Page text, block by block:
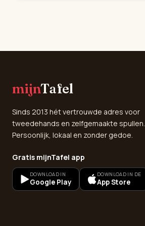
mijnTafel
Sinds 2013 hét vertrouwde adres voor
tweedehands en zelfgemaakte spullen.
Persoonlijk, lokaal en zonder gedoe.
Gratis mijnTafel app
DOWNLOAD IN
Google Play
DOWNLOAD IN DE
App Store